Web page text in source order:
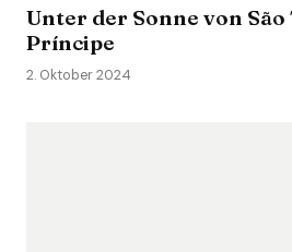
Unter der Sonne von
Príncipe
2. Oktober 2024